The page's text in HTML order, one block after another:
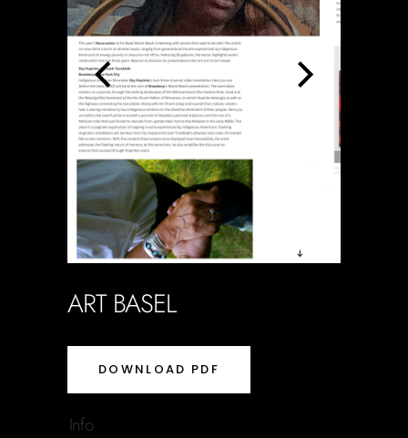
ART BASEL
DOWNLOAD PDF
Info